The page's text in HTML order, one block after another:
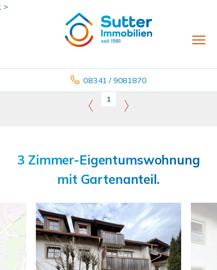
; >
08341 / 9081870
1
3 Zimmer-Eigentumswohnung
mit Gartenanteil.